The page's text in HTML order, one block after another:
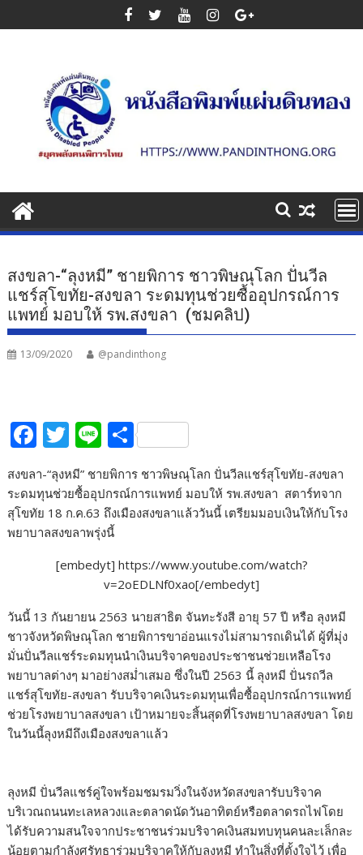
to
สงขลา-“ลุงหมี” ชายพิการ ชาวพิษณุโลก ปั่นวีล
แชร์สุโขทัย-สงขลา ระดมทุนช่วยซื้ออุปกรณ์การ
แพทย์ มอบให้ รพ.สงขลา (ชมคลิป)
13/09/2020 @pandinthong
F
e
b
o
T
w
itt
er
Li
n
e
S
ar
e
สงขลา-“ลุงหมี” ชายพิการ ชาวพิษณุโลก ปั่นวีลแชร์สุโขทัย-สงขลา
ระดมทุนช่วยซื้ออุปกรณ์การแพทย์ มอบให้ รพ.สงขลา สตาร์ทจาก
สุโขทัย 18 ก.ค.63 ถึงเมืองสงขลาแล้ววันนี้ เตรียมมอบเงินให้กับโรง
พยาบาลสงขลาพรุ่งนี้
[embedyt] https://www.youtube.com/watch?
v=2oEDLNf0xao[/embedyt]
วันนี้ 13 กันยายน 2563 นายสาธิต จันทะรังสี อายุ 57 ปี หรือ ลุงหมี
ชาวจังหวัดพิษณุโลก ชายพิการขาอ่อนแรงไม่สามารถเดินได้ ผู้ที่มุ่ง
มั่นปั่นวีลแชร์ระดมทุนนำเงินบริจาคของประชาชนช่วยเหลือโรง
พยาบาลต่างๆ มาอย่างสม่ำเสมอ ซึ่งในปี 2563 นี้ ลุงหมี ปั่นรถวีล
แชร์สุโขทัย-สงขลา รับบริจาคเงินระดมทุนเพื่อซื้ออุปกรณ์การแพทย์
ช่วยโรงพยาบาลสงขลา เป้าหมายจะสิ้นสุดที่โรงพยาบาลสงขลา โดย
ในวันนี้ลุงหมีถึงเมืองสงขลาแล้ว
ลุงหมี ปั่นวีลแชร์คู่ใจพร้อมชมรมวิ่งในจังหวัดสงขลารับบริจาค
บริเวณถนนทะเลหลวงและตลาดนัดวันอาทิตย์หรือตลาดรถไฟโดย
ได้รับความสนใจจากประชาชนร่วมบริจาคเงินสมทบทุนคนละเล็กละ
น้อยตามกำลังศรัทธาร่วมบริจาคให้กับลุงหมี ทำในสิ่งที่ตั้งใจไว้ เพื่อ